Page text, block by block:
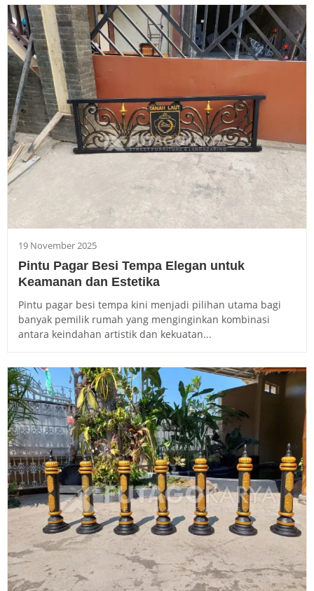
19 November 2025
Pintu Pagar Besi Tempa Elegan untuk
Keamanan dan Estetika
Pintu pagar besi tempa kini menjadi pilihan utama bagi
banyak pemilik rumah yang menginginkan kombinasi
antara keindahan artistik dan kekuatan...